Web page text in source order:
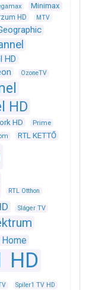
Minimax
HD
MTV
HD
OzoneTV
HD
HD Prime
RTL KETTŐ
RTL Otthon
Sláger TV
HD
Spíler1 TV HD